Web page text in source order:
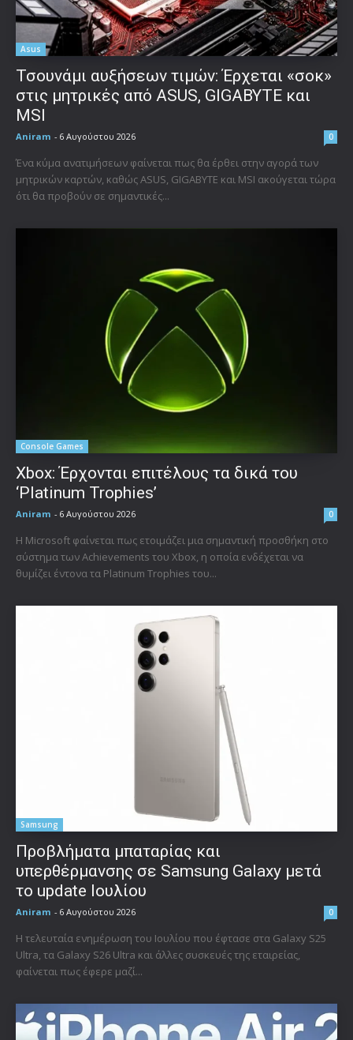
Asus
Τσουνάμι αυξήσεων τιμών: Έρχεται «σοκ»
στις μητρικές από ASUS, GIGABYTE και
MSI
Aniram - 6 Αυγούστου 2026 0
Ένα κύμα ανατιμήσεων φαίνεται πως θα έρθει στην αγορά των
μητρικών καρτών, καθώς ASUS, GIGABYTE και MSI ακούγεται τώρα
ότι θα προβούν σε σημαντικές...
Console Games
Xbox: Έρχονται επιτέλους τα δικά του
‘Platinum Trophies’
Aniram - 6 Αυγούστου 2026 0
Η Microsoft φαίνεται πως ετοιμάζει μια σημαντική προσθήκη στο
σύστημα των Achievements του Xbox, η οποία ενδέχεται να
θυμίζει έντονα τα Platinum Trophies του...
Samsung
Προβλήματα μπαταρίας και
υπερθέρμανσης σε Samsung Galaxy μετά
το update Ιουλίου
Aniram - 6 Αυγούστου 2026 0
Η τελευταία ενημέρωση του Ιουλίου που έφτασε στα Galaxy S25
Ultra, τα Galaxy S26 Ultra και άλλες συσκευές της εταιρείας,
φαίνεται πως έφερε μαζί...